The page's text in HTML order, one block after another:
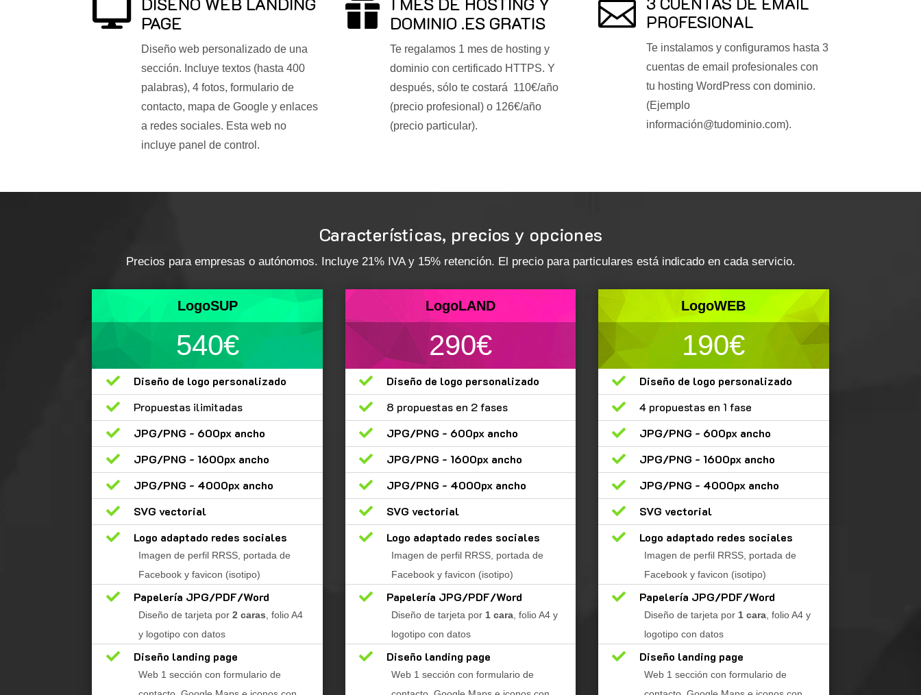
 PAGE
Diseño web personalizado de una
sección. Incluye textos (hasta 400
palabras), 4 fotos, formulario de
contacto, mapa de Google y enlaces
a redes sociales. Esta web no
incluye panel de control.
 DOMINIO .ES GRATIS
Te regalamos 1 mes de hosting y
dominio con certificado HTTPS. Y
después, sólo te costará 110€/año
(precio profesional) o 126€/año
(precio particular).
 PROFESIONAL
Te instalamos y configuramos hasta 3
cuentas de email profesionales con
tu hosting WordPress con dominio.
(Ejemplo
información@tudominio.com).
Características, precios y opciones
Precios para empresas o autónomos. Incluye 21% IVA y 15% retención. El precio para particulares está indicado en cada servicio.
LogoSUP
540€

Diseño de logo personalizado

Propuestas ilimitadas

JPG/PNG - 600px ancho

JPG/PNG - 1600px ancho

JPG/PNG - 4000px ancho

SVG vectorial

Logo adaptado redes sociales
Imagen de perfil RRSS, portada de
Facebook y favicon (isotipo)
 Papelería JPG/PDF/Word
Diseño de tarjeta por 2 caras, folio A4
y logotipo con datos
 Diseño landing page
Web 1 sección con formulario de
LogoLAND
290€

Diseño de logo personalizado

8 propuestas en 2 fases

JPG/PNG - 600px ancho

JPG/PNG - 1600px ancho

JPG/PNG - 4000px ancho

SVG vectorial

Logo adaptado redes sociales
Imagen de perfil RRSS, portada de
Facebook y favicon (isotipo)
 Papelería JPG/PDF/Word
Diseño de tarjeta por 1 cara, folio A4 y
logotipo con datos
 Diseño landing page
Web 1 sección con formulario de
LogoWEB
190€

Diseño de logo personalizado

4 propuestas en 1 fase

JPG/PNG - 600px ancho

JPG/PNG - 1600px ancho

JPG/PNG - 4000px ancho

SVG vectorial

Logo adaptado redes sociales
Imagen de perfil RRSS, portada de
Facebook y favicon (isotipo)
 Papelería JPG/PDF/Word
Diseño de tarjeta por 1 cara, folio A4 y
logotipo con datos
 Diseño landing page
Web 1 sección con formulario de